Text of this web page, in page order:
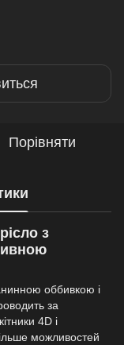
Порівняти
з
оббивкою і
за
4D і
можливостей